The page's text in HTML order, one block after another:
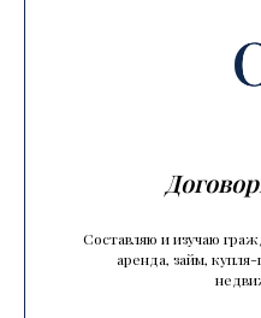
Составляю и изучаю
аренда, займ,